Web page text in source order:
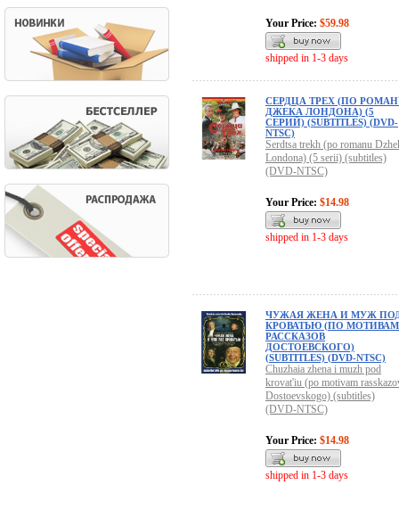
Your Price: $59.98
shipped in 1-3 days
СЕРДЦА ТРЕХ (ПО
ДЖЕКА ЛОНДОНА) (5
СЕРИЙ) (SUBTITLES) (DVD-
NTSC)
Serdtsa trekh (po romanu
Londona) (5 serii) (subtitles)
(DVD-NTSC)
Your Price: $14.98
shipped in 1-3 days
ЧУЖАЯ ЖЕНА И МУЖ
КРОВАТЬЮ (ПО МОТИВАМ
РАССКАЗОВ
ДОСТОЕВСКОГО)
(SUBTITLES) (DVD-NTSC)
Chuzhaia zhena i muzh pod
krovat'iu (po motivam
Dostoevskogo) (subtitles)
(DVD-NTSC)
Your Price: $14.98
shipped in 1-3 days